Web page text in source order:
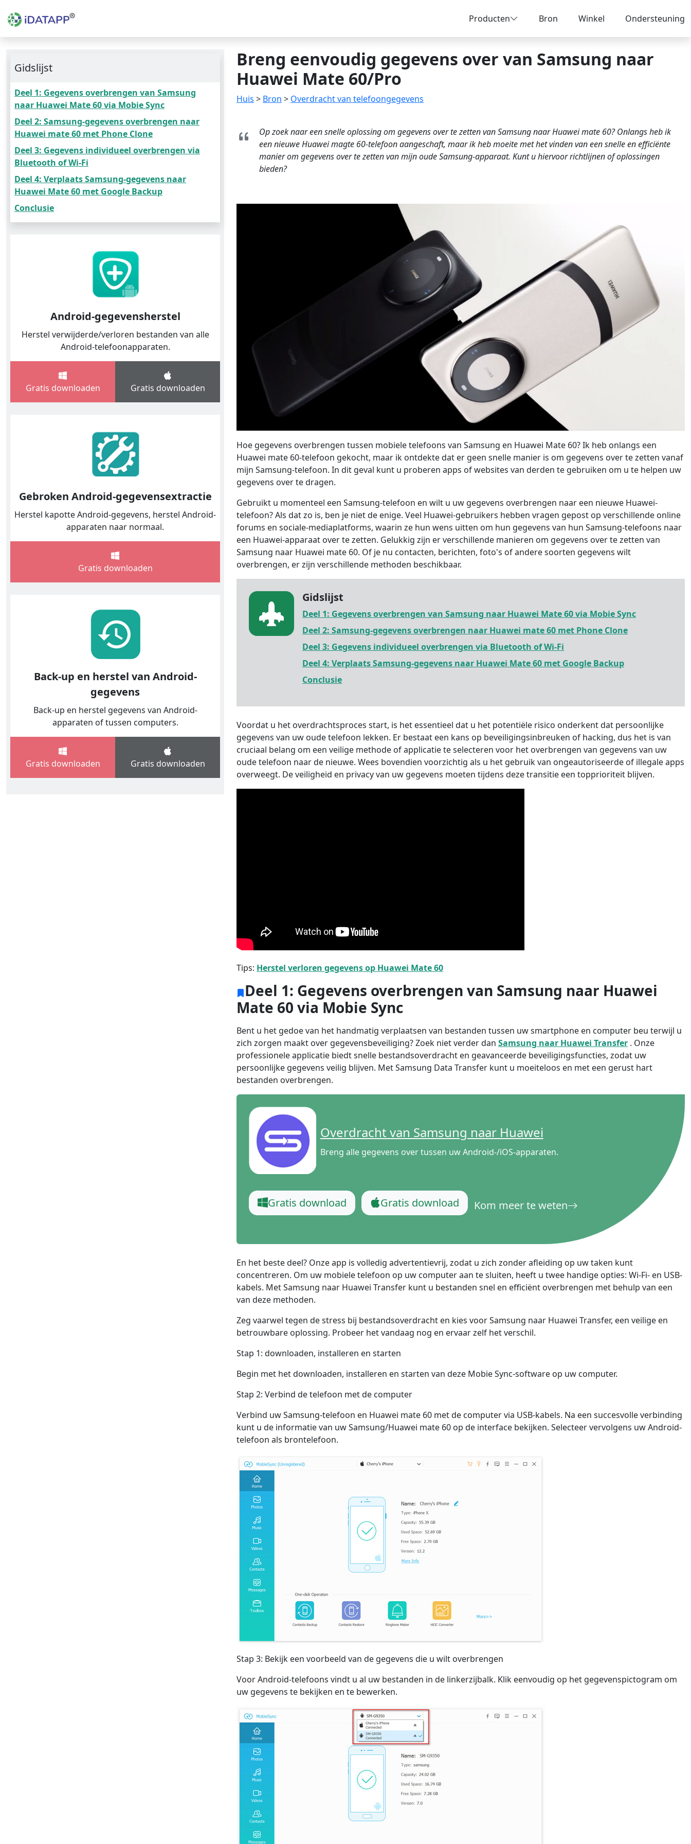
Producten Bron Winkel Ondersteuning
Gidslijst
Deel 1: Gegevens overbrengen van Samsung
naar Huawei Mate 60 via Mobie Sync
Deel 2: Samsung-gegevens overbrengen naar
Huawei mate 60 met Phone Clone
Deel 3: Gegevens individueel overbrengen via
Bluetooth of Wi-Fi
Deel 4: Verplaats Samsung-gegevens naar
Huawei Mate 60 met Google Backup
Conclusie
Android-gegevensherstel
Herstel verwijderde/verloren bestanden van alle
Android-telefoonapparaten.
Gratis downloaden Gratis downloaden
Gebroken Android-gegevensextractie
Herstel kapotte Android-gegevens, herstel Android-
apparaten naar normaal.
Gratis downloaden
Back-up en herstel van Android-
gegevens
Back-up en herstel gegevens van Android-
apparaten of tussen computers.
Gratis downloaden Gratis downloaden
Breng eenvoudig gegevens over van Samsung naar
Huawei Mate 60/Pro
Huis > Bron > Overdracht van telefoongegevens
Op zoek naar een snelle oplossing om gegevens over te zetten van Samsung naar Huawei mate 60? Onlangs heb ik
een nieuwe Huawei magte 60-telefoon aangeschaft, maar ik heb moeite met het vinden van een snelle en efficiënte
manier om gegevens over te zetten van mijn oude Samsung-apparaat. Kunt u hiervoor richtlijnen of oplossingen
bieden?
Hoe gegevens overbrengen tussen mobiele telefoons van Samsung en Huawei Mate 60? Ik heb onlangs een
Huawei mate 60-telefoon gekocht, maar ik ontdekte dat er geen snelle manier is om gegevens over te zetten vanaf
mijn Samsung-telefoon. In dit geval kunt u proberen apps of websites van derden te gebruiken om u te helpen uw
gegevens over te dragen.
Gebruikt u momenteel een Samsung-telefoon en wilt u uw gegevens overbrengen naar een nieuwe Huawei-
telefoon? Als dat zo is, ben je niet de enige. Veel Huawei-gebruikers hebben vragen gepost op verschillende online
forums en sociale-mediaplatforms, waarin ze hun wens uitten om hun gegevens van hun Samsung-telefoons naar
een Huawei-apparaat over te zetten. Gelukkig zijn er verschillende manieren om gegevens over te zetten van
Samsung naar Huawei mate 60. Of je nu contacten, berichten, foto's of andere soorten gegevens wilt
overbrengen, er zijn verschillende methoden beschikbaar.
Gidslijst
Deel 1: Gegevens overbrengen van Samsung naar Huawei Mate 60 via Mobie Sync
Deel 2: Samsung-gegevens overbrengen naar Huawei mate 60 met Phone Clone
Deel 3: Gegevens individueel overbrengen via Bluetooth of Wi-Fi
Deel 4: Verplaats Samsung-gegevens naar Huawei Mate 60 met Google Backup
Conclusie
Voordat u het overdrachtsproces start, is het essentieel dat u het potentiële risico onderkent dat persoonlijke
gegevens van uw oude telefoon lekken. Er bestaat een kans op beveiligingsinbreuken of hacking, dus het is van
cruciaal belang om een ​​veilige methode of applicatie te selecteren voor het overbrengen van gegevens van uw
oude telefoon naar de nieuwe. Wees bovendien voorzichtig als u het gebruik van ongeautoriseerde of illegale apps
overweegt. De veiligheid en privacy van uw gegevens moeten tijdens deze transitie een topprioriteit blijven.
Tips: Herstel verloren gegevens op Huawei Mate 60
Deel 1: Gegevens overbrengen van Samsung naar Huawei
Mate 60 via Mobie Sync
Bent u het gedoe van het handmatig verplaatsen van bestanden tussen uw smartphone en computer beu terwijl u
zich zorgen maakt over gegevensbeveiliging? Zoek niet verder dan Samsung naar Huawei Transfer . Onze
professionele applicatie biedt snelle bestandsoverdracht en geavanceerde beveiligingsfuncties, zodat uw
persoonlijke gegevens veilig blijven. Met Samsung Data Transfer kunt u moeiteloos en met een gerust hart
bestanden overbrengen.
Overdracht van Samsung naar Huawei
Breng alle gegevens over tussen uw Android-/iOS-apparaten.
Gratis download Gratis download Kom meer te weten
En het beste deel? Onze app is volledig advertentievrij, zodat u zich zonder afleiding op uw taken kunt
concentreren. Om uw mobiele telefoon op uw computer aan te sluiten, heeft u twee handige opties: Wi-Fi- en USB-
kabels. Met Samsung naar Huawei Transfer kunt u bestanden snel en efficiënt overbrengen met behulp van een
van deze methoden.
Zeg vaarwel tegen de stress bij bestandsoverdracht en kies voor Samsung naar Huawei Transfer, een veilige en
betrouwbare oplossing. Probeer het vandaag nog en ervaar zelf het verschil.
Stap 1: downloaden, installeren en starten
Begin met het downloaden, installeren en starten van deze Mobie Sync-software op uw computer.
Stap 2: Verbind de telefoon met de computer
Verbind uw Samsung-telefoon en Huawei mate 60 met de computer via USB-kabels. Na een succesvolle verbinding
kunt u de informatie van uw Samsung/Huawei mate 60 op de interface bekijken. Selecteer vervolgens uw Android-
telefoon als brontelefoon.
Stap 3: Bekijk een voorbeeld van de gegevens die u wilt overbrengen
Voor Android-telefoons vindt u al uw bestanden in de linkerzijbalk. Klik eenvoudig op het gegevenspictogram om
uw gegevens te bekijken en te bewerken.
Language Switch
Nederlands Tiếng Việt
日本
Português
Norsk Suomalainen
Svenska
Ελληνικά Türk
русский
Română Polskie
қазақ